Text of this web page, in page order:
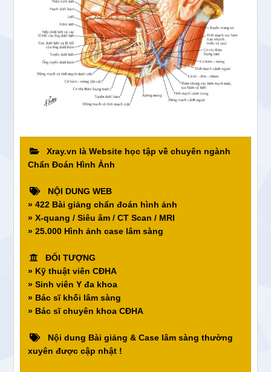
Xray.vn là Website học tập về chuyên ngành
Chẩn Đoán Hình Ảnh
NỘI DUNG WEB
» 422 Bài giảng chẩn đoán hình ảnh
» X-quang / Siêu âm / CT Scan / MRI
» 25.000 Hình ảnh case lâm sàng
ĐỐI TƯỢNG
» Kỹ thuật viên CĐHA
» Sinh viên Y đa khoa
» Bác sĩ khối lâm sàng
» Bác sĩ chuyên khoa CĐHA
Nội dung Bài giảng & Case lâm sàng thường
xuyên được cập nhật !